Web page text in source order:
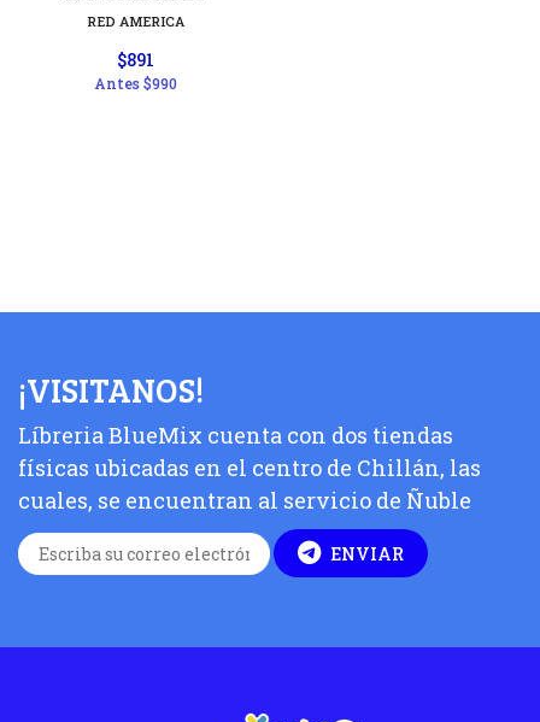
RED AMERICA
$891
Antes$990
¡VISITANOS!
Líbreria BlueMix cuenta con dos tiendas
físicas ubicadas en el centro de Chillán, las
cuales, se encuentran al servicio de Ñuble
ENVIAR